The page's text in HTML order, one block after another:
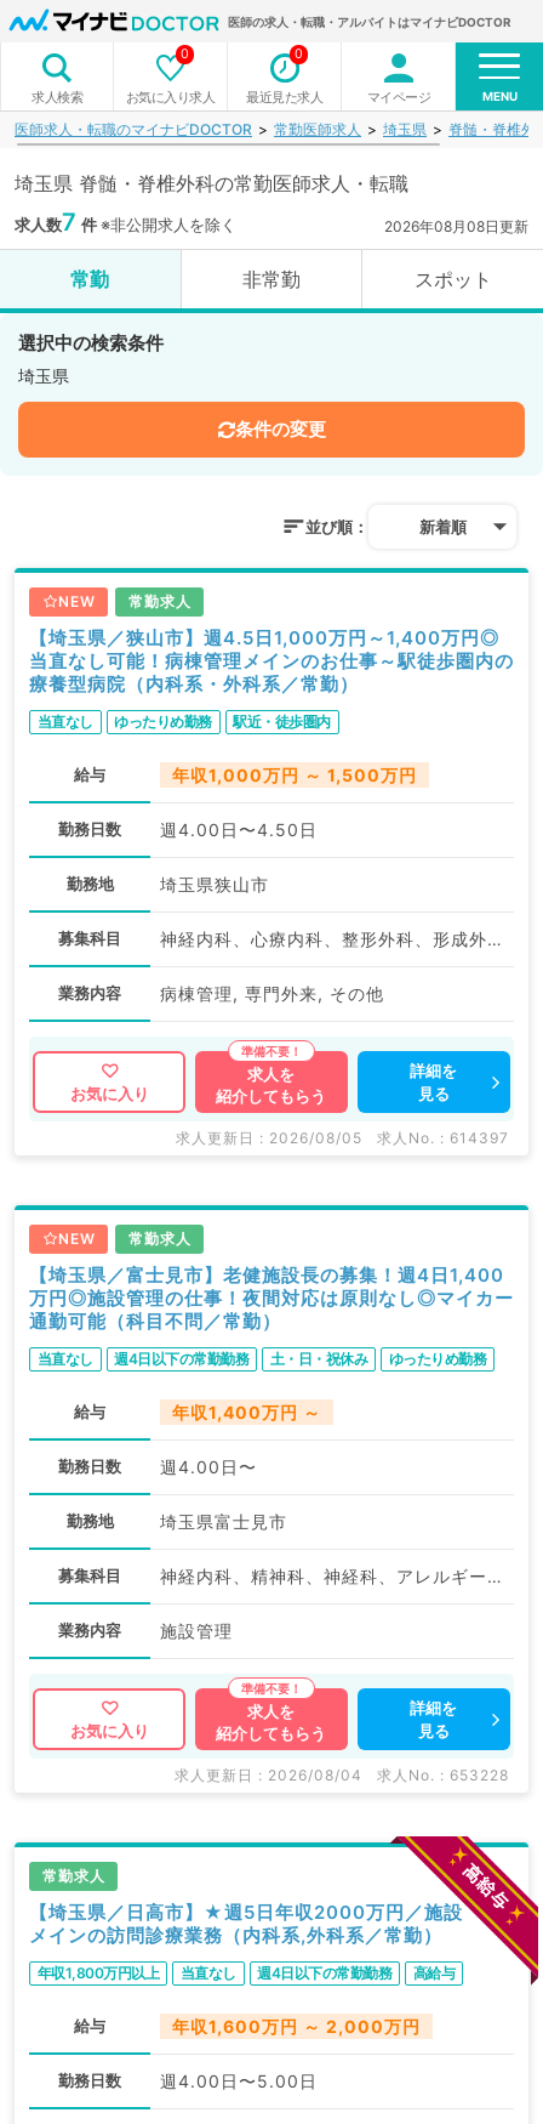
医師の求人・転職・アルバイトはマイナビDOCTOR
求人検索 お気に入り求人
0
最近見た求人
0
マイページ MENU
医師求人・転職のマイナビDOCTOR 常勤医師求人 埼玉県 脊髄・脊椎外
埼玉県 脊髄・脊椎外科の常勤医師求人・転職
求人数7 件※非公開求人を除く 2026年08月08日更新
常勤 非常勤 スポット
選択中の検索条件
埼玉県
条件の変更
並び順： 新着順
NEW 常勤求人
【埼玉県／狭山市】週4.5日1,000万円～1,400万円◎
当直なし可能！病棟管理メインのお仕事～駅徒歩圏内の
療養型病院（内科系・外科系／常勤）
当直なし ゆったりめ勤務 駅近・徒歩圏内
給与 年収1,000万円 ～ 1,500万円
勤務日数 週4.00日〜4.50日
勤務地 埼玉県狭山市
募集科目 神経内科、心療内科、整形外科、形成外科、美容外科、脳神経外科、呼吸器外科、心臓血管外科、小児外科、泌尿器科、一般内科、循環器内科、呼吸器内科、消化器内科、内分泌・代謝内科、腎臓内科、老年内科、外科系全般、一般外科、消化器外科、乳腺外科、スポーツ整形外科、大腸・肛門外科、脊髄・脊椎外科
業務内容 病棟管理, 専門外来, その他
お気に入り
求人を
紹介してもらう
詳細を
見る
求人更新日 : 2026/08/05 求人No. : 614397
NEW 常勤求人
【埼玉県／富士見市】老健施設長の募集！週4日1,400
万円◎施設管理の仕事！夜間対応は原則なし◎マイカー
通勤可能（科目不問／常勤）
当直なし 週4日以下の常勤勤務 土・日・祝休み ゆったりめ勤務
給与 年収1,400万円 ～
勤務日数 週4.00日〜
勤務地 埼玉県富士見市
募集科目 神経内科、精神科、神経科、アレルギー科、小児科、整形外科、形成外科、美容外科、脳神経外科、呼吸器外科、心臓血管外科、小児外科、皮膚科、泌尿器科、産婦人科、産科、婦人科、眼科、耳鼻咽喉科、放射線科、麻酔科、ペインクリニック、人工透析科、一般内科、循環器内科、呼吸器内科、消化器内科、内分泌・代謝内科、腎臓内科、老年内科、血液内科、外科系全般、一般外科、消化器外科、乳腺外科、総合診療科、美容皮膚科、健診・人間ドック、救急科・ＩＣＵ、病理科、基礎医学系、膠原病科、スポーツ整形外科、大腸・肛門外科、産業医、脊髄・脊椎外科
業務内容 施設管理
お気に入り
求人を
紹介してもらう
詳細を
見る
求人更新日 : 2026/08/04 求人No. : 653228
常勤求人
【埼玉県／日高市】★週5日年収2000万円／施設
メインの訪問診療業務（内科系,外科系／常勤）
年収1,800万円以上 当直なし 週4日以下の常勤勤務 高給与
給与 年収1,600万円 ～ 2,000万円
勤務日数 週4.00日〜5.00日